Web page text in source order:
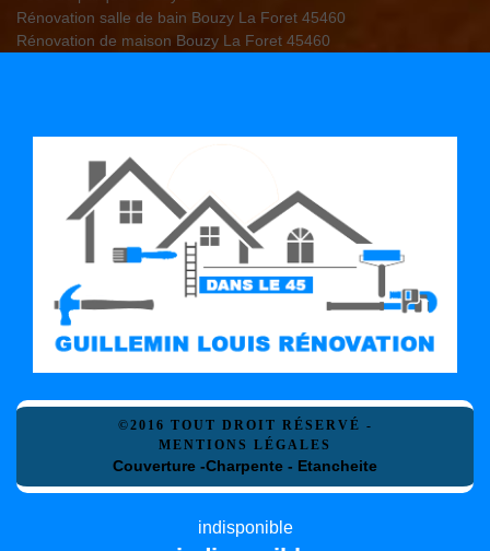
Rénovation salle de bain Bouzy La Foret 45460
Rénovation de maison Bouzy La Foret 45460
©2016 TOUT DROIT RÉSERVÉ -
MENTIONS LÉGALES
Couverture -Charpente - Etancheite
indisponible